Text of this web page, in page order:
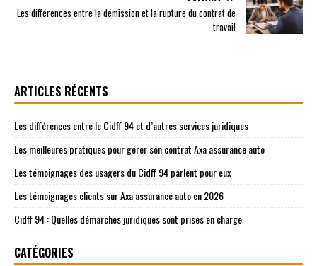
Les différences entre la démission et la rupture du contrat de
travail
ARTICLES RÉCENTS
Les différences entre le Cidff 94 et d’autres services juridiques
Les meilleures pratiques pour gérer son contrat Axa assurance auto
Les témoignages des usagers du Cidff 94 parlent pour eux
Les témoignages clients sur Axa assurance auto en 2026
Cidff 94 : Quelles démarches juridiques sont prises en charge
CATÉGORIES